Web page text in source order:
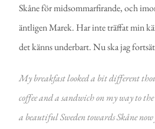
Skåne för midsommarfirande, och
äntligen Marek. Har inte träffat min
det känns underbart. Nu ska jag
My breakfast looked a bit different
coffee and a sandwich on my way to
a beautiful Sweden towards Skåne